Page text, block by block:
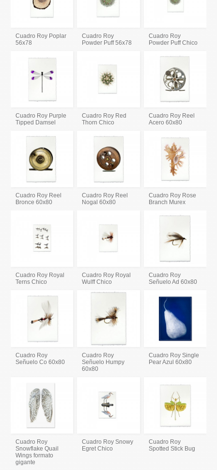
Cuadro Roy Poplar
56x78
Cuadro Roy
Powder Puff 56x78
Cuadro Roy
Powder Puff Chico
Cuadro Roy Purple
Tipped Damsel
Cuadro Roy Red
Thorn Chico
Cuadro Roy Reel
Acero 60x80
Cuadro Roy Reel
Bronce 60x80
Cuadro Roy Reel
Nogal 60x80
Cuadro Roy Rose
Branch Murex
Cuadro Roy Royal
Terns Chico
Cuadro Roy Royal
Wulff Chico
Cuadro Roy
Señuelo Ad 60x80
Cuadro Roy
Señuelo Co 60x80
Cuadro Roy
Señuelo Humpy
60x80
Cuadro Roy Single
Pear Azul 60x80
Cuadro Roy
Snowflake Quail
Wings formato
gigante
Cuadro Roy Snowy
Egret Chico
Cuadro Roy
Spotted Stick Bug